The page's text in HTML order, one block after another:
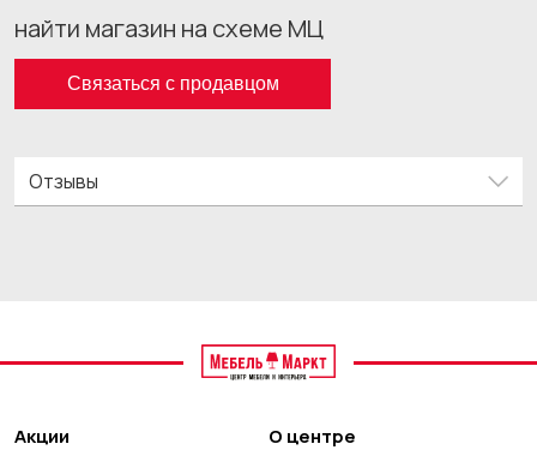
найти магазин на схеме МЦ
Связаться с продавцом
Отзывы
Акции
О центре